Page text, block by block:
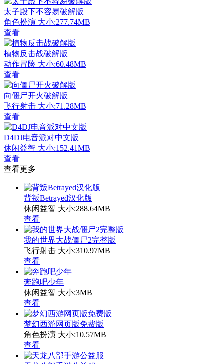
太子殿下不容易破解版
角色扮演 大小:277.74MB
查看
植物反击战破解版
动作冒险 大小:60.48MB
查看
向僵尸开火破解版
飞行射击 大小:71.28MB
查看
D4DJ电音派对中文版
休闲益智 大小:152.41MB
查看
查看更多
背叛Betrayed汉化版
休闲益智 大小:288.64MB
查看
我的世界大战僵尸2完整版
飞行射击 大小:310.97MB
查看
奔跑吧少年
休闲益智 大小:3MB
查看
梦幻西游网页版免费版
角色扮演 大小:10.57MB
查看